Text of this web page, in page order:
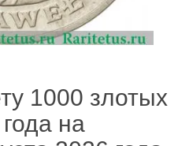
1000 злотых
на